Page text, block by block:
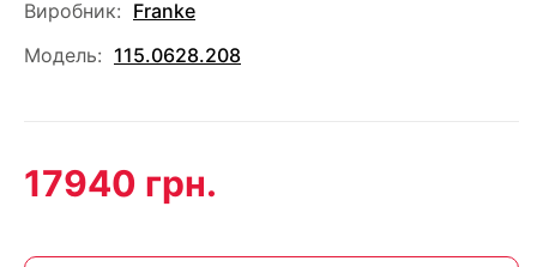
Виробник: Franke
Модель: 115.0628.208
17940 грн.